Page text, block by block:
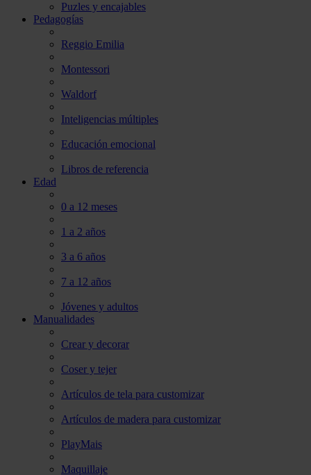
Puzles y encajables
Pedagogías
Reggio Emilia
Montessori
Waldorf
Inteligencias múltiples
Educación emocional
Libros de referencia
Edad
0 a 12 meses
1 a 2 años
3 a 6 años
7 a 12 años
Jóvenes y adultos
Manualidades
Crear y decorar
Coser y tejer
Artículos de tela para customizar
Artículos de madera para customizar
PlayMais
Maquillaje